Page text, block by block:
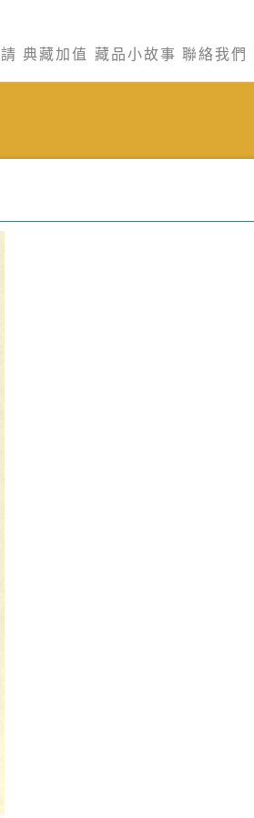
典藏加值 藏品小故事 聯絡我們